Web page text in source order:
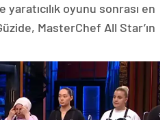
oyunu sonrası en
MasterChef All Star’ın